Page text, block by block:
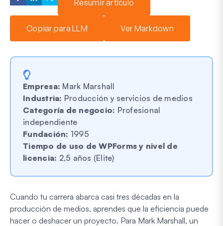
Resumir artículo
Copiar para LLM Ver Markdown
Empresa: Mark Marshall
Industria: Producción y servicios de medios
Categoría de negocio: Profesional
independiente
Fundación: 1995
Tiempo de uso de WPForms y nivel de
licencia: 2,5 años (Elite)
Cuando tu carrera abarca casi tres décadas en la
producción de medios, aprendes que la eficiencia puede
hacer o deshacer un proyecto. Para Mark Marshall, un